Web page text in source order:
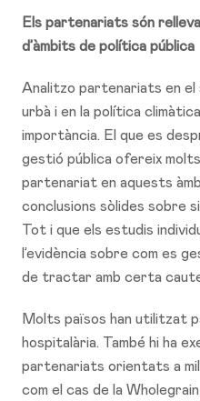
Els partenariats són
d’àmbits de política pública
Analitzo partenariats en el
urbà i en la política
importància. El que es
gestió pública ofereix
partenariat en aquests
conclusions sòlides sobre
Tot i que els estudis
l’evidència sobre com es
de tractar amb certa
Molts països han utilitzat
hospitalària. També hi ha
partenariats orientats a
com el cas de la